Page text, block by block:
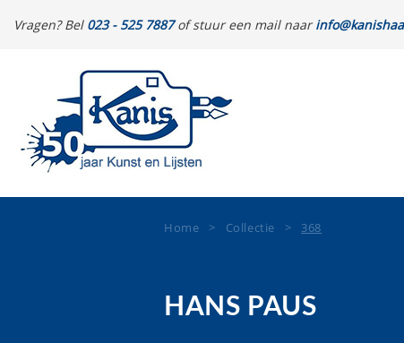
Vragen? Bel 023 - 525 7887of stuur een mail naar
Home > Collectie > 368
HANS PAUS